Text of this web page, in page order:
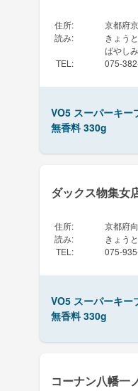
住所:
京都府
読み:
きょう
ばやし
TEL : 075-
VO5 スーパーキー
無香料 330g
ダックス物集女
住所:
京都府
読み:
きょう
TEL : 075-
VO5 スーパーキー
無香料 330g
コーナン八幡一